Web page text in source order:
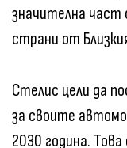
значителна част
страни от
Стелис цели да
за своите
2030 година.